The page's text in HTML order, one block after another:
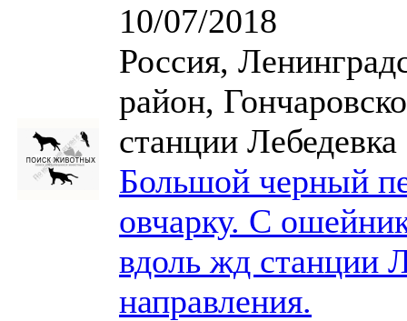
10/07/2018
Россия,
район,
станции Лебедевка
Большой черный
овчарку. С
вдоль жд станции
направления.